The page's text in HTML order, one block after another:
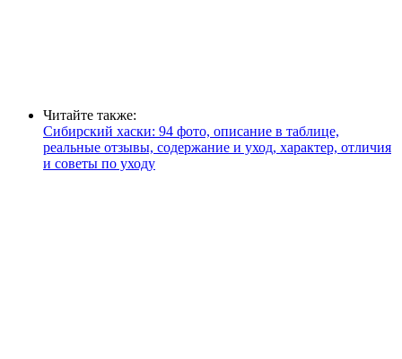
Читайте также:
Сибирский хаски: 94 фото, описание в таблице,
реальные отзывы, содержание и уход, характер, отличия
и советы по уходу